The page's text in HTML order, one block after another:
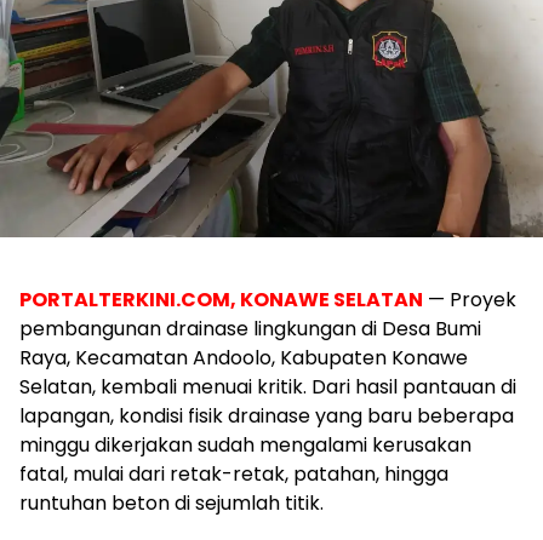
PORTALTERKINI.COM, KONAWE SELATAN — Proyek
pembangunan drainase lingkungan di Desa Bumi
Raya, Kecamatan Andoolo, Kabupaten Konawe
Selatan, kembali menuai kritik. Dari hasil pantauan di
lapangan, kondisi fisik drainase yang baru beberapa
minggu dikerjakan sudah mengalami kerusakan
fatal, mulai dari retak-retak, patahan, hingga
runtuhan beton di sejumlah titik.